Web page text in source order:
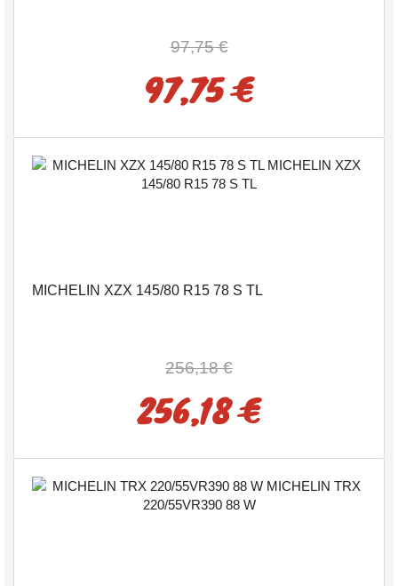
97,75 €
97,75 €
MICHELIN XZX 145/80 R15 78 S TL
256,18 €
256,18 €